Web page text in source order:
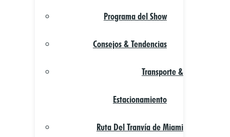
Programa del Show
Consejos & Tendencias
Transporte &
Estacionamiento
Ruta Del Tranvía de Miami